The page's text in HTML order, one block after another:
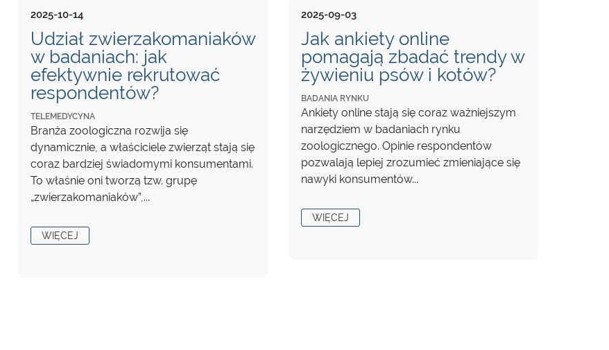
2025-10-14
Udział zwierzakomaniaków
w badaniach: jak
efektywnie rekrutować
respondentów?
TELEMEDYCYNA
Branża zoologiczna rozwija się
dynamicznie, a właściciele zwierząt stają się
coraz bardziej świadomymi konsumentami.
To właśnie oni tworzą tzw. grupę
„zwierzakomaniaków”,...
WIĘCEJ
2025-09-03
Jak ankiety online
pomagają zbadać trendy w
żywieniu psów i kotów?
BADANIA RYNKU
Ankiety online stają się coraz ważniejszym
narzędziem w badaniach rynku
zoologicznego. Opinie respondentów
pozwalają lepiej zrozumieć zmieniające się
nawyki konsumentów...
WIĘCEJ